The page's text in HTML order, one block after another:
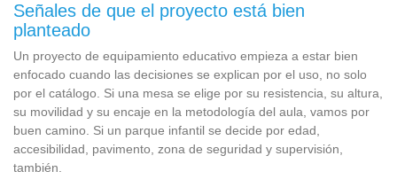
Señales de que el proyecto está bien
planteado
Un proyecto de equipamiento educativo empieza a estar bien
enfocado cuando las decisiones se explican por el uso, no solo
por el catálogo. Si una mesa se elige por su resistencia, su altura,
su movilidad y su encaje en la metodología del aula, vamos por
buen camino. Si un parque infantil se decide por edad,
accesibilidad, pavimento, zona de seguridad y supervisión,
también.